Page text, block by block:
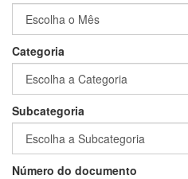
Categoria
Subcategoria
Número do documento